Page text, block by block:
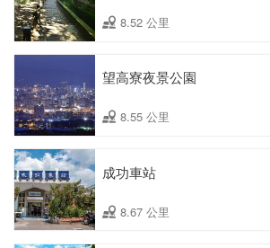
8.52 公里
望高寮夜景公園
8.55 公里
成功車站
8.67 公里